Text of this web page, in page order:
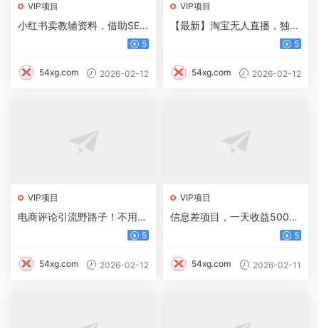
VIP项目
小红书卖教辅资料，借助SEO
技术提前布局，新手轻松日入
5
54xg.com 2026-02-12
VIP项目
【最新】淘宝无人直播，独家
技术！日入2K+，无违规无封
秘】
5
54xg.com 2026-02-12
VIP项目
电商评论引流野路子！不用开
店，懒人有手就能长期精准引
5
54xg.com 2026-02-12
VIP项目
信息差项目，一天收益500
+，需求量大，复购强，无需5
54xg.com 2026-02-11